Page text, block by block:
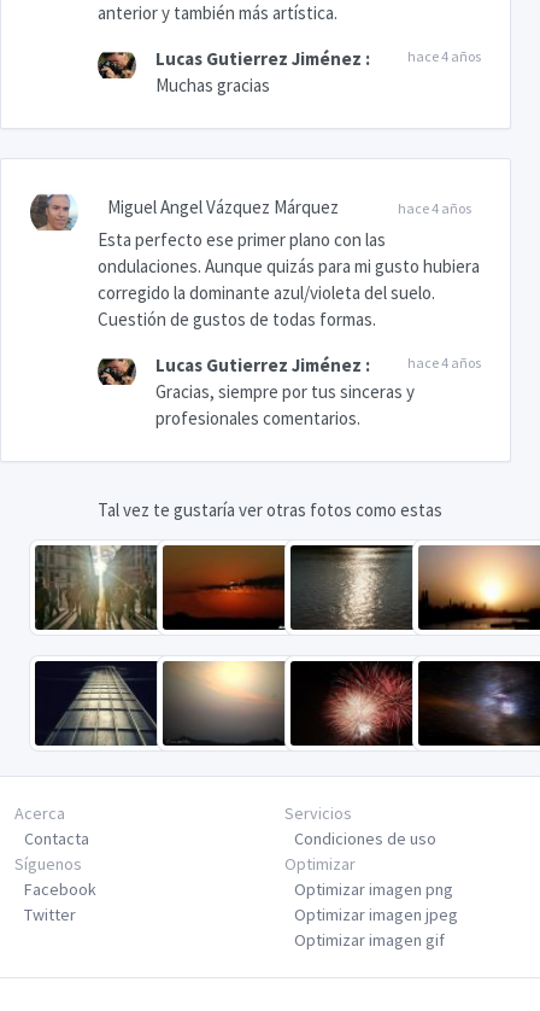
anterior y también más artística.
Lucas Gutierrez Jiménez : hace 4 años
Muchas gracias
hace 4 años
Miguel Angel Vázquez Márquez
Esta perfecto ese primer plano con las
ondulaciones. Aunque quizás para mi gusto hubiera
corregido la dominante azul/violeta del suelo.
Cuestión de gustos de todas formas.
Lucas Gutierrez Jiménez : hace 4 años
Gracias, siempre por tus sinceras y
profesionales comentarios.
Tal vez te gustaría ver otras fotos como estas
Acerca
Contacta
Servicios
Condiciones de uso
Síguenos
Facebook
Twitter
Optimizar
Optimizar imagen png
Optimizar imagen jpeg
Optimizar imagen gif